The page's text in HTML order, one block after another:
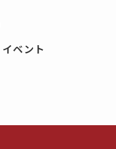
イベント